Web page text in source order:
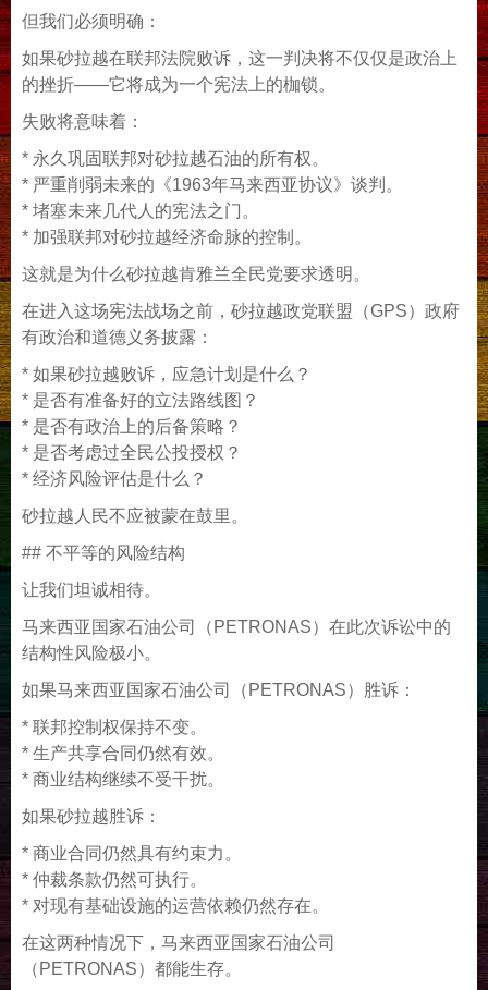
但我们必须明确：
如果砂拉越在联邦法院败诉，这一判决将不仅仅是政治上
的挫折——它将成为一个宪法上的枷锁。
失败将意味着：
* 永久巩固联邦对砂拉越石油的所有权。
* 严重削弱未来的《1963年马来西亚协议》谈判。
* 堵塞未来几代人的宪法之门。
* 加强联邦对砂拉越经济命脉的控制。
这就是为什么砂拉越肯雅兰全民党要求透明。
在进入这场宪法战场之前，砂拉越政党联盟（GPS）政府
有政治和道德义务披露：
* 如果砂拉越败诉，应急计划是什么？
* 是否有准备好的立法路线图？
* 是否有政治上的后备策略？
* 是否考虑过全民公投授权？
* 经济风险评估是什么？
砂拉越人民不应被蒙在鼓里。
## 不平等的风险结构
让我们坦诚相待。
马来西亚国家石油公司（PETRONAS）在此次诉讼中的
结构性风险极小。
如果马来西亚国家石油公司（PETRONAS）胜诉：
* 联邦控制权保持不变。
* 生产共享合同仍然有效。
* 商业结构继续不受干扰。
如果砂拉越胜诉：
* 商业合同仍然具有约束力。
* 仲裁条款仍然可执行。
* 对现有基础设施的运营依赖仍然存在。
在这两种情况下，马来西亚国家石油公司
（PETRONAS）都能生存。